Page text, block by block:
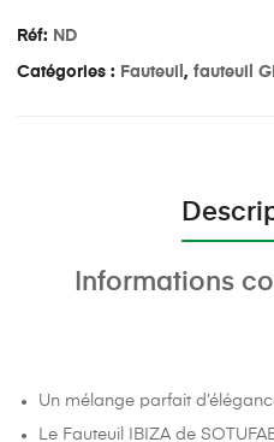
Réf: ND
Catégories : Fauteuil , fauteuil
Informations
Un mélange parfait
Le Fauteuil IBIZA de